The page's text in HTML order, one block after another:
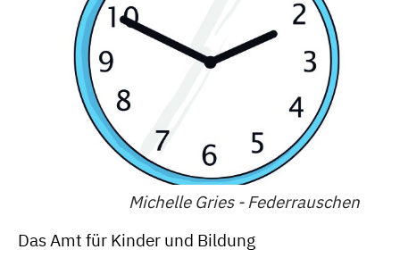
Michelle Gries - Federrauschen
Das Amt für Kinder und Bildung